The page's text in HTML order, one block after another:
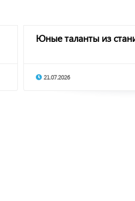
Юные таланты из
21.07.2026